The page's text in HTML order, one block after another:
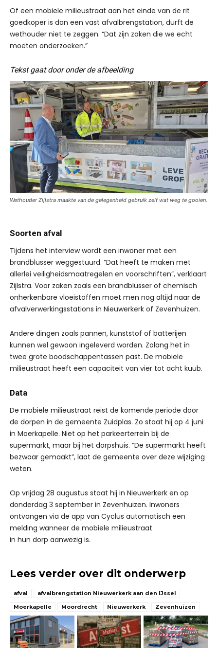
Of een mobiele milieustraat aan het einde van de rit
goedkoper is dan een vast afvalbrengstation, durft de
wethouder niet te zeggen. “Dat zijn zaken die we echt
moeten onderzoeken.”
Tekst gaat door onder de afbeelding
Wethouder Zijlstra maakte van de gelegenheid gebruik zelf wat weg te gooien.
Soorten afval
Tijdens het interview wordt een inwoner met een
brandblusser weggestuurd. “Dat heeft te maken met
allerlei veiligheidsmaatregelen en voorschriften”, verklaart
Zijlstra. Voor zaken zoals een brandblusser of chemisch
onherkenbare vloeistoffen moet men nog altijd naar de
afvalverwerkingsstations in Nieuwerkerk of Zevenhuizen.
Andere dingen zoals pannen, kunststof of batterijen
kunnen wel gewoon ingeleverd worden. Zolang het in
twee grote boodschappentassen past. De mobiele
milieustraat heeft een capaciteit van vier tot acht kuub.
Data
De mobiele milieustraat reist de komende periode door
de dorpen in de gemeente Zuidplas. Zo staat hij op 4 juni
in Moerkapelle. Niet op het parkeerterrein bij de
supermarkt, maar bij het dorpshuis. “De supermarkt heeft
bezwaar gemaakt”, laat de gemeente over deze wijziging
weten.
Op vrijdag 28 augustus staat hij in Nieuwerkerk en op
donderdag 3 september in Zevenhuizen. Inwoners
ontvangen via de app van Cyclus automatisch een
melding wanneer de mobiele milieustraat
in hun dorp aanwezig is.
Lees verder over dit onderwerp
afval
afvalbrengstation Nieuwerkerk aan den IJssel
Moerkapelle
Moordrecht Nieuwerkerk Zevenhuizen